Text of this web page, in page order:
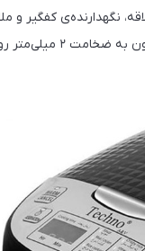
نگهدارنده‌‌ی کفگیر و
روکش شده است.